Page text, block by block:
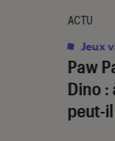
Paw
Dino :
peut-
ACTU
Jeux